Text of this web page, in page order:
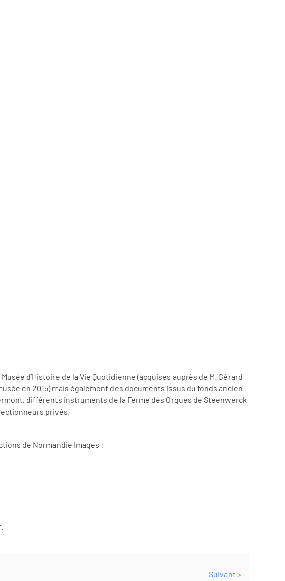
d’Histoire de la Vie Quotidienne (acquises auprès de M. Gérard
en 2015) mais également des documents issus du fonds ancien
différents instruments de la Ferme des Orgues de Steenwerck
privés.
de Normandie Images :
Suivant >